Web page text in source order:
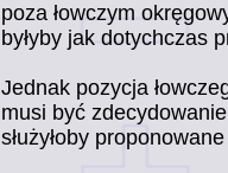
poza łowczym
byłyby jak dotychczas
Jednak pozycja
musi być
służyłoby